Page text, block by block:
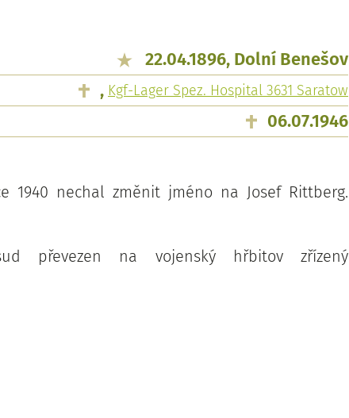
22.04.1896, Dolní Benešov
, Kgf-Lager Spez. Hospital 3631 Saratow
06.07.1946
1940 nechal změnit jméno na Josef Rittberg.
převezen na vojenský hřbitov zřízený